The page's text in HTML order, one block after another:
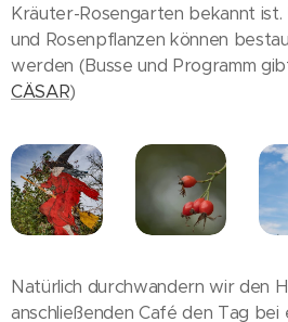
Kräuter-Rosengarten bekannt
und Rosenpflanzen können
werden (Busse und Programm
CÄSAR)
Natürlich durchwandern wir den
anschließenden Café den Tag bei